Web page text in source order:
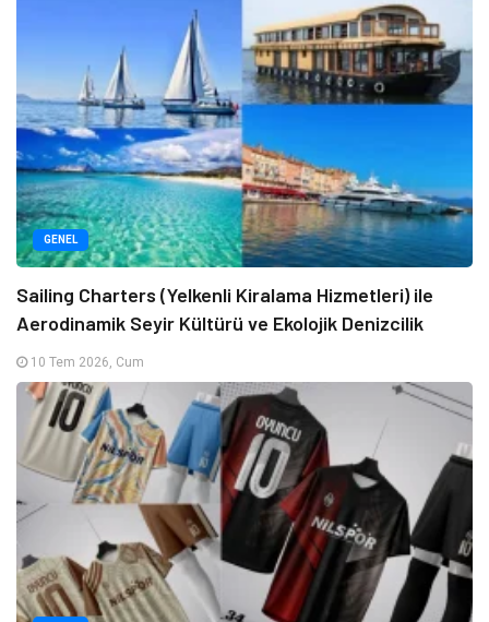
GENEL
Sailing Charters (Yelkenli Kiralama Hizmetleri) ile
Aerodinamik Seyir Kültürü ve Ekolojik Denizcilik
10 Tem 2026, Cum